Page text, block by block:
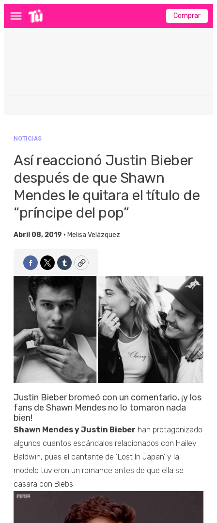
Menú Comprar
NOTICIAS
Así reaccionó Justin Bieber
después de que Shawn
Mendes le quitara el título de
“príncipe del pop”
Abril 08, 2019 • Melisa Velázquez
Facebook
TwitterTumblrCopy
Justin Bieber bromeó con un comentario, ¡y los
fans de Shawn Mendes no lo tomaron nada
bien!
Shawn Mendes y Justin Bieber han protagonizado
algunos cuantos escándalos relacionados con Hailey
Baldwin, pues el cantante de ‘Lost In Japan’ y la
modelo tuvieron un romance antes de que ella se
casara con Biebs.